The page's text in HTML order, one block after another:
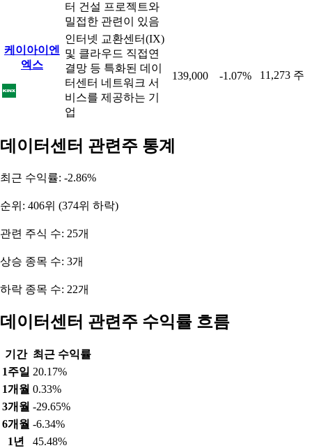
터 건설 프로젝트와
밀접한 관련이 있음
케이아이엔
엑스
인터넷 교환센터(IX)
및 클라우드 직접연
결망 등 특화된 데이
터센터 네트워크 서
비스를 제공하는 기
업
139,000 -1.07% 11,273 주
데이터센터 관련주 통계
최근 수익률: -2.86%
순위: 406위 (374위 하락)
관련 주식 수: 25개
상승 종목 수: 3개
하락 종목 수: 22개
데이터센터 관련주 수익률 흐름
기간 최근 수익률
1주일 20.17%
1개월 0.33%
3개월 -29.65%
6개월 -6.34%
1년
45.48%